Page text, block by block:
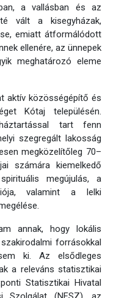
a vallásban és az
vált a kisegyházak,
emiatt átformálódott
ellenére, az ünnepek
meghatározó eleme
aktív közösségépítő és
Kótaj településén.
tart fenn
szegregált lakosság
megközelítőleg 70–
számára kiemelkedő
megújulás, a
valamint a lelki
annak, hogy lokális
forrásokkal
ki. Az elsődleges
a releváns statisztikai
Statisztikai Hivatal